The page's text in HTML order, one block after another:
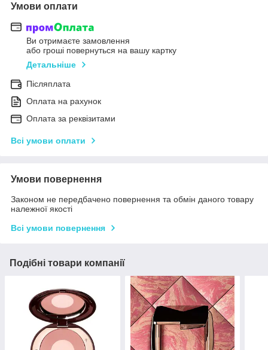
Умови оплати
Ви отримаєте замовлення
або гроші повернуться на вашу картку
Детальніше
Післяплата
Оплата на рахунок
Оплата за реквізитами
Всі умови оплати
Умови повернення
Законом не передбачено повернення та обмін даного товару
належної якості
Всі умови повернення
Подібні товари компанії